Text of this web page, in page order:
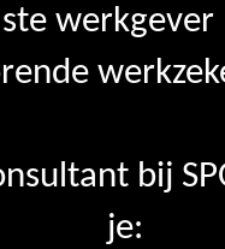
werkgever
bij
je: